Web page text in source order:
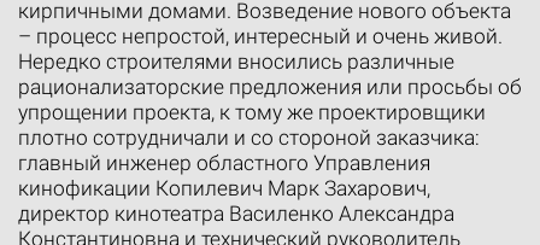
кирпичными домами. Возведение нового объекта
– процесс непростой, интересный и очень живой.
Нередко строителями вносились различные
рационализаторские предложения или просьбы об
упрощении проекта, к тому же проектировщики
плотно сотрудничали и со стороной заказчика:
главный инженер областного Управления
кинофикации Копилевич Марк Захарович,
директор кинотеатра Василенко Александра
Константиновна и технический руководитель